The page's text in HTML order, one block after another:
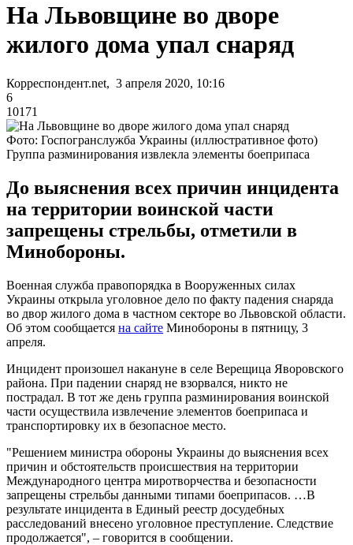
На Львовщине во дворе
жилого дома упал снаряд
Корреспондент.net, 3 апреля 2020, 10:16
6
10171
Фото: Госпогранслужба Украины (иллюстративное фото)
Группа разминирования извлекла элементы боеприпаса
До выяснения всех причин инцидента
на территории воинской части
запрещены стрельбы, отметили в
Минобороны.
Военная служба правопорядка в Вооруженных силах
Украины открыла уголовное дело по факту падения снаряда
во двор жилого дома в частном секторе во Львовской области.
Об этом сообщается на сайте Минобороны в пятницу, 3
апреля.
Инцидент произошел накануне в селе Верещица Яворовского
района. При падении снаряд не взорвался, никто не
пострадал. В тот же день группа разминирования воинской
части осуществила извлечение элементов боеприпаса и
транспортировку их в безопасное место.
"Решением министра обороны Украины до выяснения всех
причин и обстоятельств происшествия на территории
Международного центра миротворчества и безопасности
запрещены стрельбы данными типами боеприпасов. …В
результате инцидента в Единый реестр досудебных
расследований внесено уголовное преступление. Следствие
продолжается", – говорится в сообщении.